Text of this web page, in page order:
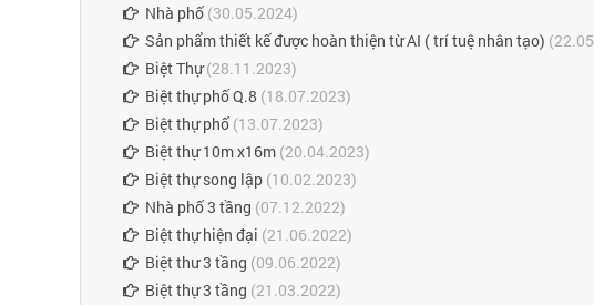
Nhà phố (30.05.2024)
Sản phẩm thiết kế được hoàn thiện từ AI ( trí tuệ nhân tạo)
Biệt Thự(28.11.2023)
Biệt thự phố Q.8 (18.07.2023)
Biệt thự phố (13.07.2023)
Biệt thự 10m x16m (20.04.2023)
Biệt thự song lập (10.02.2023)
Nhà phố 3 tầng (07.12.2022)
Biệt thự hiện đại (21.06.2022)
Biệt thư 3 tầng (09.06.2022)
Biệt thự 3 tầng (21.03.2022)